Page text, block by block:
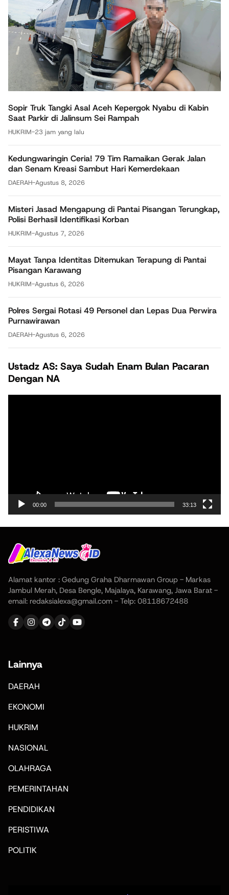
Sopir Truk Tangki Asal Aceh Kepergok Nyabu di Kabin
Saat Parkir di Jalinsum Sei Rampah
HUKRIM-23 jam yang lalu
Kedungwaringin Ceria! 79 Tim Ramaikan Gerak Jalan
dan Senam Kreasi Sambut Hari Kemerdekaan
DAERAH-Agustus 8, 2026
Misteri Jasad Mengapung di Pantai Pisangan Terungkap,
Polisi Berhasil Identifikasi Korban
HUKRIM-Agustus 7, 2026
Mayat Tanpa Identitas Ditemukan Terapung di Pantai
Pisangan Karawang
HUKRIM-Agustus 6, 2026
Polres Sergai Rotasi 49 Personel dan Lepas Dua Perwira
Purnawirawan
DAERAH-Agustus 6, 2026
Ustadz AS: Saya Sudah Enam Bulan Pacaran
Dengan NA
00:00 33:13
Alamat kantor : Gedung Graha Dharmawan Group - Markas
Jambul Merah, Desa Bengle, Majalaya, Karawang, Jawa Barat -
email: redaksialexa@gmail.com - Telp: 08118672488
Lainnya
DAERAH
EKONOMI
HUKRIM
NASIONAL
OLAHRAGA
PEMERINTAHAN
PENDIDIKAN
PERISTIWA
POLITIK